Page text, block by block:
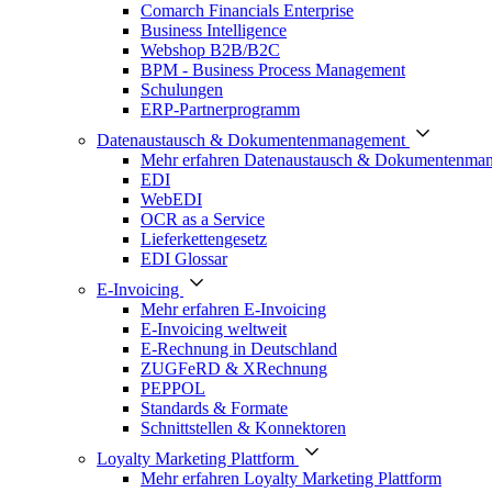
Comarch Financials Enterprise
Business Intelligence
Webshop B2B/B2C
BPM - Business Process Management
Schulungen
ERP-Partnerprogramm
Datenaustausch & Dokumentenmanagement
Mehr erfahren Datenaustausch &
EDI
WebEDI
OCR as a Service
Lieferkettengesetz
EDI Glossar
E-Invoicing
Mehr erfahren E-Invoicing
E-Invoicing weltweit
E-Rechnung in Deutschland
ZUGFeRD & XRechnung
PEPPOL
Standards & Formate
Schnittstellen & Konnektoren
Loyalty Marketing Plattform
Mehr erfahren Loyalty Marketing Plattform